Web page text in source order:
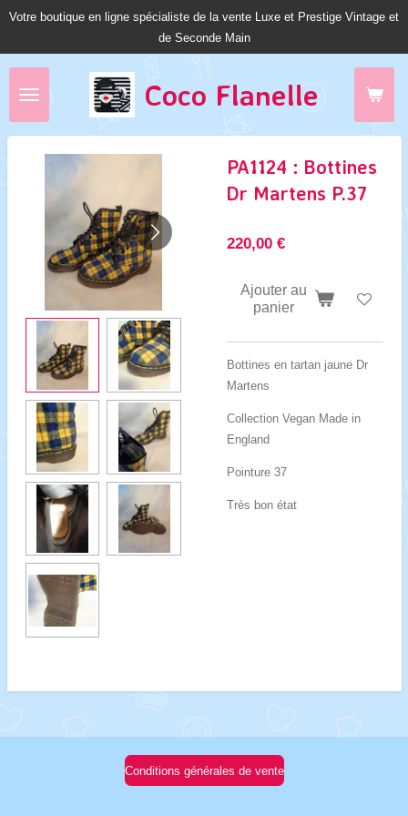
Passer
Coco Flanelle
Votre boutique en ligne spécialiste de la vente Luxe et Prestige Vintage et
de Seconde Main
PA1124 : Bottines
Dr Martens P.37
220,00 €
Ajouter au
panier
Bottines en tartan jaune Dr
Martens
Collection Vegan Made in
England
Pointure 37
Très bon état
Conditions générales de vente